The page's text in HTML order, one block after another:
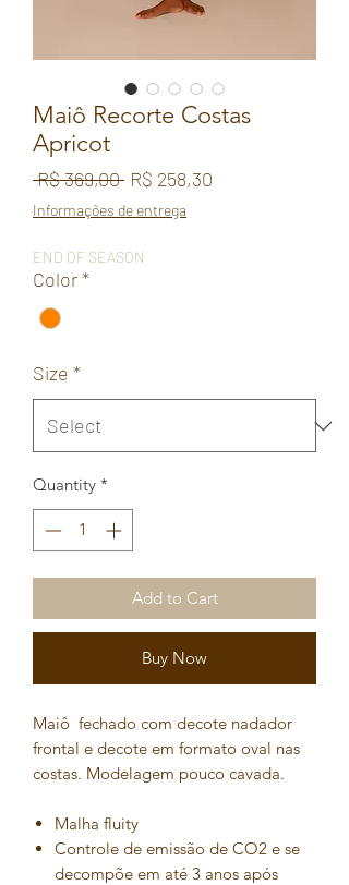
Maiô Recorte Costas
Apricot
R$ 369,00 Regular
Price
R$ 258,30
Informações de entrega
END OF SEASON
Color*
Size *
Quantity *
Add to Cart
Buy Now
Maiô fechado com decote nadador
frontal e decote em formato oval nas
costas. Modelagem pouco cavada.
Malha fluity
Controle de emissão de CO2 e se
decompõe em até 3 anos após